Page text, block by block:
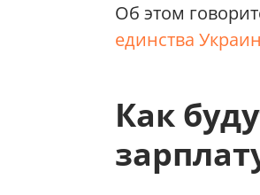
Об этом
единства
Как